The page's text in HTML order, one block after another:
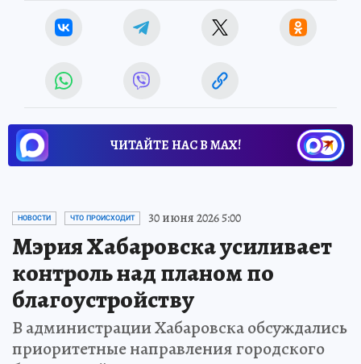
ЧИТАЙТЕ НАС В МАХ!
НОВОСТИ ЧТО ПРОИСХОДИТ 30 июня 2026 5:00
Мэрия Хабаровска усиливает
контроль над планом по
благоустройству
В администрации Хабаровска обсуждались
приоритетные направления городского